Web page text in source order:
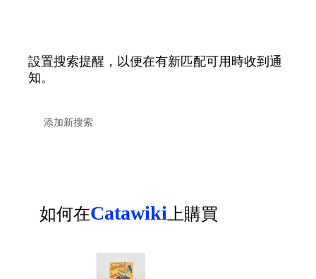
設置搜索提醒，以便在有新匹配可用時收到通
知。
如何在Catawiki上購買